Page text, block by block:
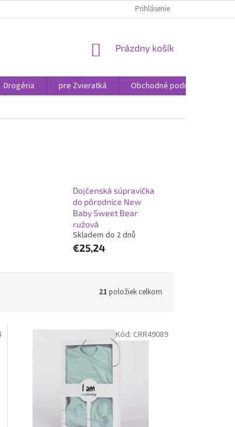
Prihlásenie
NÁKUPNÝ
Prázdny košík
Drogéria pre Zvieratká Obchodné podmienky
Dojčenská súpravička
do pôrodnice New
Baby Sweet Bear
ružová
Skladem do 2 dnů
€25,24
21 položiek celkom
Kód: CRR49089